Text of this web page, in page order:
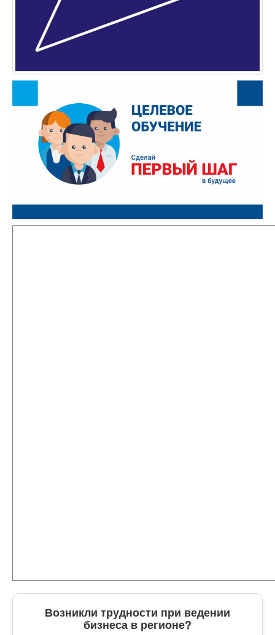
Возникли трудности при ведении
бизнеса в регионе?